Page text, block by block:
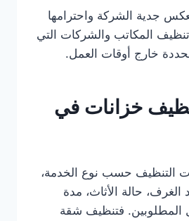
يعكس جدية الشركة واحترامها
المكاتب والشركات التي
خارج أوقات العمل.
خزانات في
التنظيف حسب نوع الخدمة،
حالة الأثاث، مدة
المطلوبين. فتنظيف شقة